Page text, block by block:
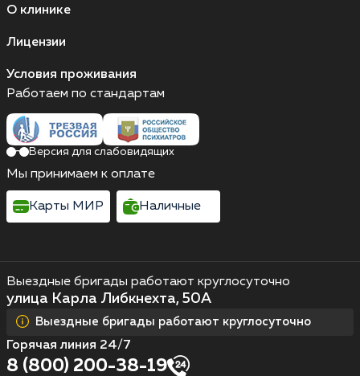
О клинике
Лицензии
Условия проживания
Выездные бригады работают круглосуточно
улица Карла Либкнехта, 50А
Выездные бригады работают круглосуточно
Горячая линия 24/7
8 (800) 200-38-19
Работаем по стандартам
Версия для слабовидящих
Мы принимаем к оплате
Карты МИР Наличные